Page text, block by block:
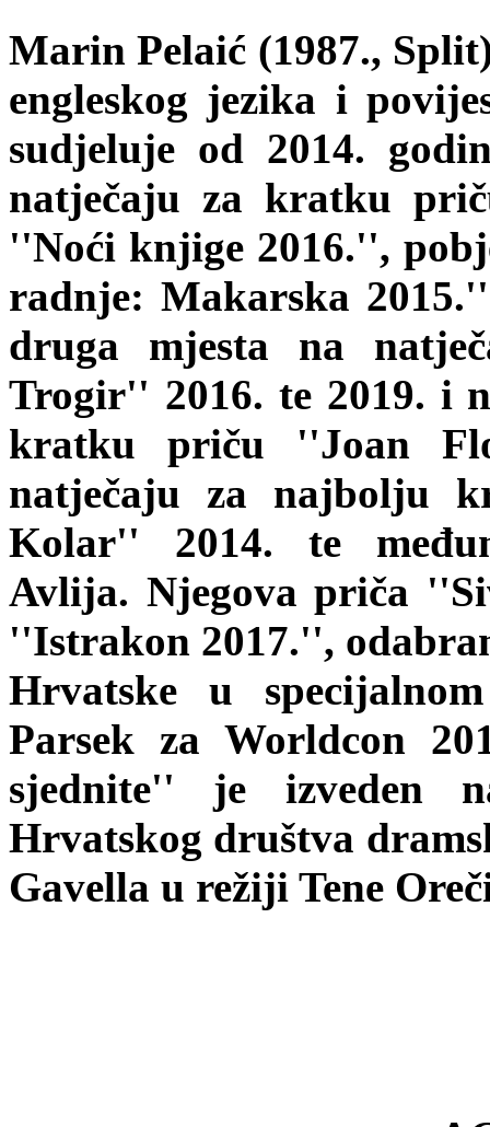
Marin Pelaić (1987.,
engleskog jezika i
sudjeluje od 2014.
natječaju za kratku
''Noći knjige 2016.'',
radnje: Makarska
druga mjesta na
Trogir'' 2016. te 2019. i
kratku priču ''Joan
natječaju za najbolju
Kolar'' 2014. te
Avlija. Njegova priča
''Istrakon 2017.'',
Hrvatske u
Parsek za Worldcon
sjednite'' je izveden
Hrvatskog društva
Gavella u režiji Tene